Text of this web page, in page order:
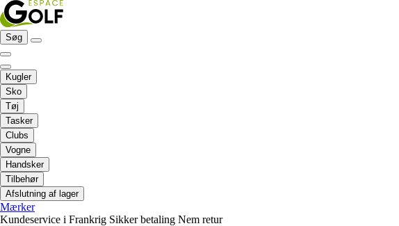
Søg
Kugler
Sko
Tøj
Tasker
Clubs
Vogne
Handsker
Tilbehør
Afslutning af lager
Mærker
Kundeservice i Frankrig Sikker betaling Nem retur